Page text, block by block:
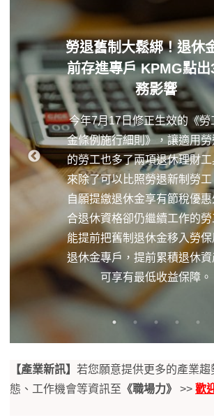
勞退舊制大鬆綁！退休
前存進專戶 KPMG點出
務影響
今年7月17日修正生效的《勞
金條例施行細則》，讓適用勞
的勞工也多了兩項退休理財工
來除了可以比照勞退新制勞
自願提繳退休金享有節稅優
合退休資格卻仍繼續工作的
能提前把舊制退休金移入勞保
退休金專戶，提前累積退休資
可享有最低收益保障。
【產業新訊】 若您願意提供更多的產業趨
態、工作機會等資訊至 《職場力》 >> 歡